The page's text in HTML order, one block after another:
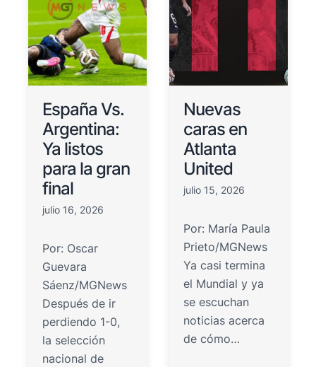
España Vs.
Argentina:
Ya listos
para la gran
final
julio 16, 2026
Por: Oscar
Guevara
Sáenz/MGNews
Después de ir
perdiendo 1-0,
la selección
nacional de
Nuevas
caras en
Atlanta
United
julio 15, 2026
Por: María Paula
Prieto/MGNews
Ya casi termina
el Mundial y ya
se escuchan
noticias acerca
de cómo…